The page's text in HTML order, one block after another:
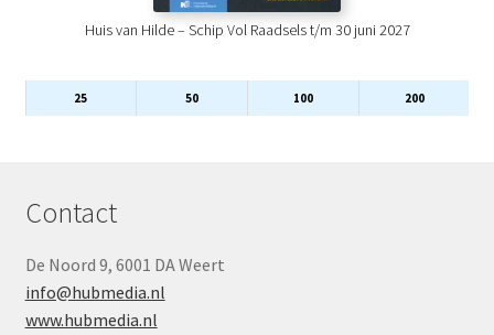
Huis van Hilde – Schip Vol Raadsels t/m 30 juni 2027
25 50 100 200
Contact
De Noord 9, 6001 DA Weert
info@hubmedia.nl
www.hubmedia.nl